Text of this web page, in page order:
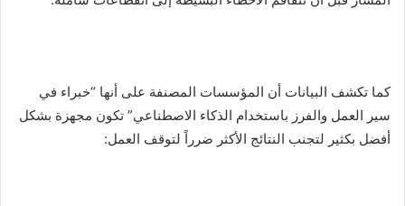
كما تكشف البيانات أن المؤسسات المصنفة على أنها “خبراء في
سير العمل والفرز باستخدام الذكاء الاصطناعي” تكون مجهزة بشكل
أفضل بكثير لتجنب النتائج الأكثر ضرراً لتوقف العمل: